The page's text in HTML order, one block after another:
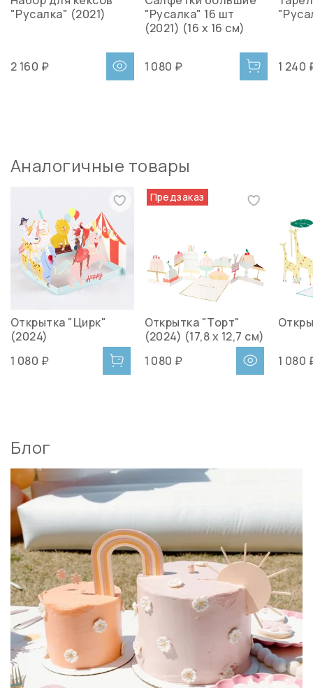
"Русалка" (2021)
2 160 ₽
"Русалка" 16 шт
(2021) (16 х 16 см)
1 080 ₽ 1 240
Аналогичные товары
Открытка "Цирк"
(2024)
1 080 ₽
Предзаказ
Открытка "Торт"
(2024) (17,8 x 12,7 см)
1 080 ₽
1 080
Блог